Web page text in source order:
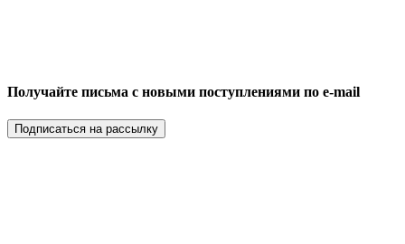
Получайте письма с новыми поступлениями по e-mail
Подписаться на рассылку